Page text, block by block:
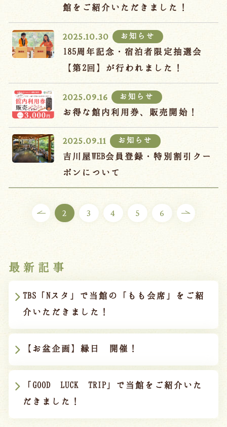
館をご紹介いただきました！
2025.10.30 お知らせ
185周年記念・宿泊者限定抽選会
【第2回】が行われました！
2025.09.16 お知らせ
お得な館内利用券、販売開始！
2025.09.11 お知らせ
吉川屋WEB会員登録・特別割引クー
ポンについて
2 3 4 5 6
最新記事
TBS「Nスタ」で当館の「もも会席」をご紹
介いただきました！
【お盆企画】縁日 開催！
「GOOD LUCK TRIP」で当館をご紹介いた
だきました！